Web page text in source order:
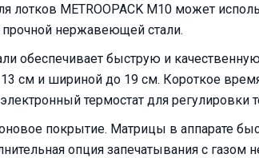
METROOPACK M10 может
нержавеющей стали.
обеспечивает быструю и
см и шириной до 19 см. Короткое
термостат для регулировки
покрытие. Матрицы в аппарате
опция запечатывания с газом